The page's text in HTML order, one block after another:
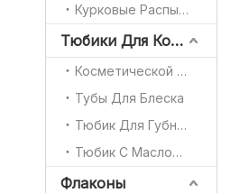
Курковые Распылители
Тюбики Для Косметической Продукции
Косметической Ручка Тубы Для
Тубы Для Блеска
Тюбик Для Губной Помады
Тюбик С Маслом Для Ногтей
Флаконы